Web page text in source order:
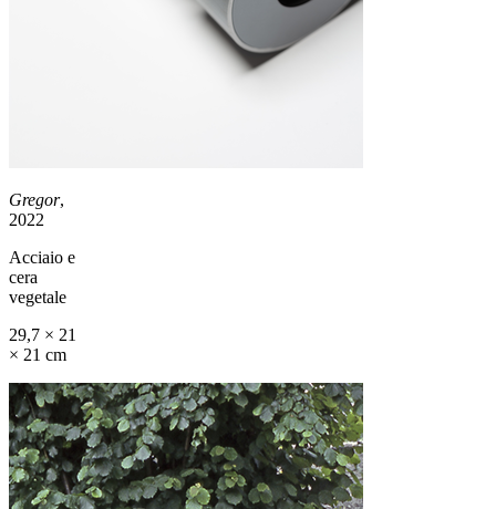
Gregor,
2022
Acciaio e
cera
vegetale
29,7 × 21
× 21 cm